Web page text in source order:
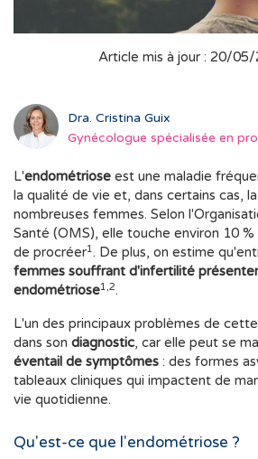
Article mis à jour : 20/
Dra. Cristina Guix
Gynécologue spécialisée en
L'endométriose est une maladie
la qualité de vie et, dans certains cas,
nombreuses femmes. Selon
Santé (OMS), elle touche environ 10
de procréer1. De plus, on estime
femmes souffrant d'infertilité
endométriose1,2.
L'un des principaux problèmes de
dans son diagnostic, car elle peut se
éventail de symptômes : des formes
tableaux cliniques qui impactent de
vie quotidienne.
Qu'est-ce que l'endométriose ?